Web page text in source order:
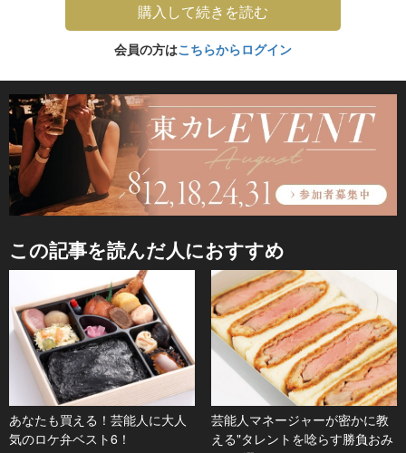
購入して続きを読む
会員の方はこちらからログイン
この記事を読んだ人におすすめ
あなたも買える！芸能人に大人
気のロケ弁ベスト6！
芸能人マネージャーが密かに教
える"タレントを唸らす勝負おみ